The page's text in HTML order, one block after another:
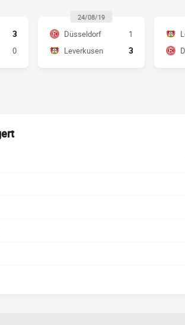
3
0
24/08/19
Düsseldorf
1
Leverkusen
3